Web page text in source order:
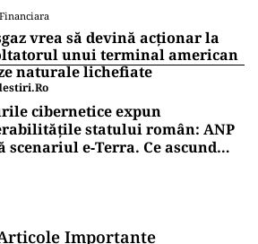
vrea să devină acționar la
unui terminal american
naturale lichefiate
cibernetice expun
statului român: ANP
scenariul e‑Terra. Ce ascund
Importante